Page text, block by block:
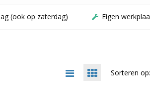
(ook op zaterdag) Eigen
Sorteren op: